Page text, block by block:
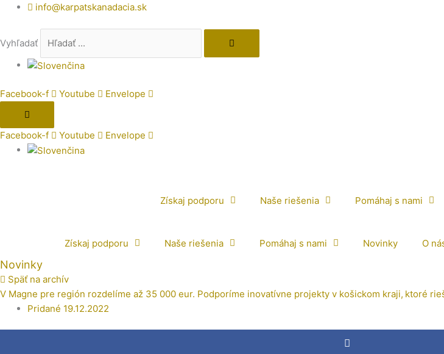
Preskočiťinfo@karpatskanadacia.sk
Vyhľadať
Facebook-f Youtube Envelope
Facebook-f Youtube Envelope
Získaj podporu Naše riešenia Pomáhaj s nami
Získaj podporu Naše riešenia Pomáhaj s nami Novinky O
Novinky
Späť na archív
V Magne pre región rozdelíme až 35 000 eur. Podporíme inovatívne projekty v košickom kraji, ktoré
Pridané 19.12.2022